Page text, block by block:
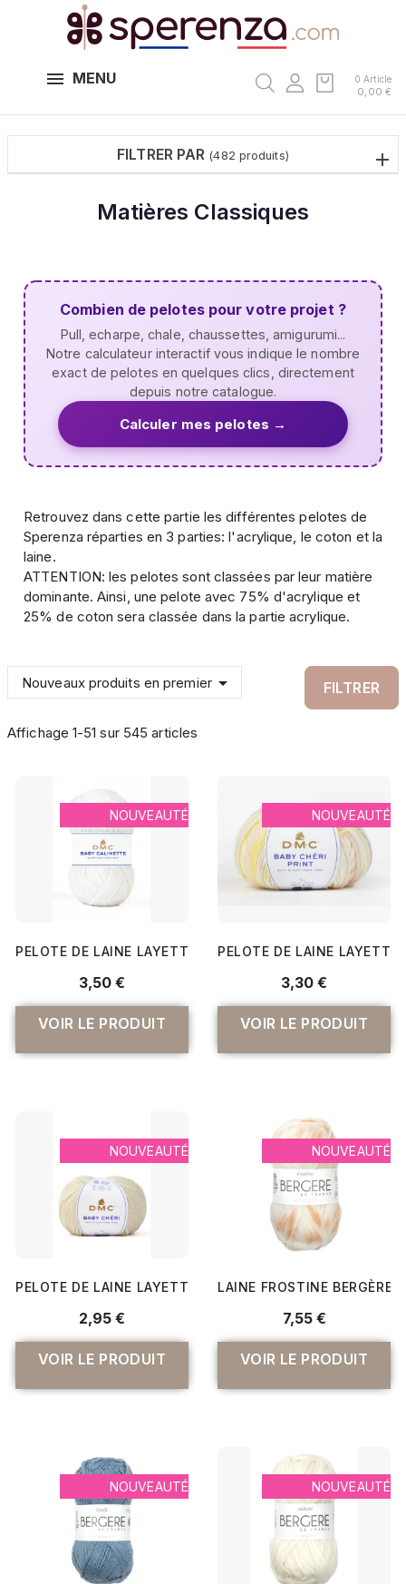
MENU 0 Article
0,00 €
FILTRER PAR (482 produits)
Matières Classiques
Combien de pelotes pour votre projet ?
Pull, echarpe, chale, chaussettes, amigurumi...
Notre calculateur interactif vous indique le nombre
exact de pelotes en quelques clics, directement
depuis notre catalogue.
Calculer mes pelotes →
Retrouvez dans cette partie les différentes pelotes de
Sperenza réparties en 3 parties: l'acrylique, le coton et la
laine.
ATTENTION: les pelotes sont classées par leur matière
dominante. Ainsi, une pelote avec 75% d'acrylique et
25% de coton sera classée dans la partie acrylique.
Nouveaux produits en premier  FILTRER
Affichage 1-51 sur 545 articles
NOUVEAUTÉ
PELOTE DE LAINE LAYETTE BABY CALINETTE - 100G -
3,50 €
VOIR LE PRODUIT
NOUVEAUTÉ
PELOTE DE LAINE
3,30 €
VOIR LE PRODUIT
NOUVEAUTÉ
PELOTE DE LAINE LAYETTE BABY CHÉRI - 50G - DMC :
2,95 €
VOIR LE PRODUIT
NOUVEAUTÉ
LAINE FROSTINE BERGÈRE
7,55 €
VOIR LE PRODUIT
NOUVEAUTÉ NOUVEAUTÉ